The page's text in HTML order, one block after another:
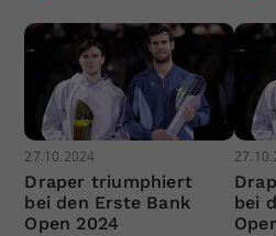
27.10.2024
Draper triumphiert
bei den Erste Bank
Open 2024
bei